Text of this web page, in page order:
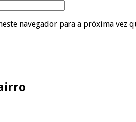
navegador para a próxima vez